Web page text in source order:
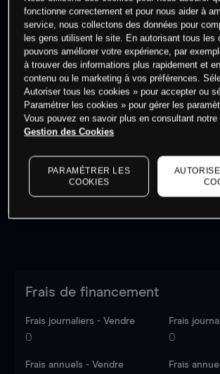
Commencez à trader
Les prix sont indicatifs.
market data
Frais de financement
Frais journaliers - Vendre
0
Frais
0
Frais annuels - Vendre Frais
fonctionne correctement et pour nous aider à
service, nous collectons des données pour
les gens utilisent le site. En autorisant tous les
pouvons améliorer votre expérience, par
à trouver des informations plus rapidement et
contenu ou le marketing à vos préférences.
Autoriser tous les cookies » pour accepter ou
Paramétrer les cookies » pour gérer les
Vous pouvez en savoir plus en consultant notre
Gestion des Cookies
PARAMÉTRER LES
COOKIES